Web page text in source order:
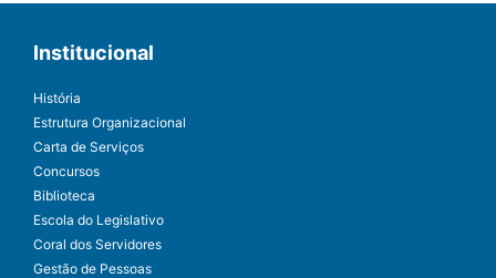
Institucional
História
Estrutura Organizacional
Carta de Serviços
Concursos
Biblioteca
Escola do Legislativo
Coral dos Servidores
Gestão de Pessoas